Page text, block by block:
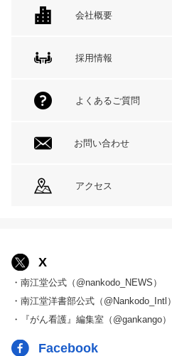
会社概要
採用情報
よくあるご質問
お問い合わせ
アクセス
X
・南江堂公式（@nankodo_NEWS）
・南江堂洋書部公式（@Nankodo_Intl）
・『がん看護』編集室（@gankango）
Facebook